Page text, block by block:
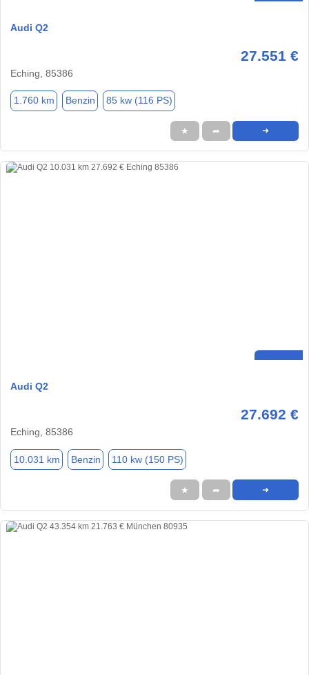
Audi Q2
27.551 €
Eching, 85386
1.760 km Benzin 85 kw (116 PS)
★ ➦ ➜
Audi Q2
27.692 €
Eching, 85386
10.031 km Benzin 110 kw (150 PS)
★ ➦ ➜